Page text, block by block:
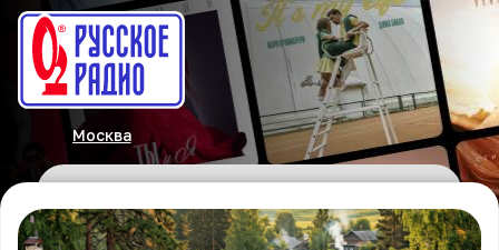
Москва